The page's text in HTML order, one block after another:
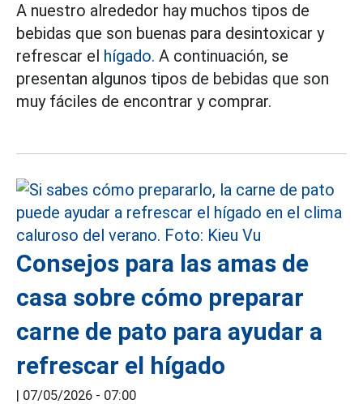
A nuestro alrededor hay muchos tipos de
bebidas que son buenas para desintoxicar y
refrescar el hígado. A continuación, se
presentan algunos tipos de bebidas que son
muy fáciles de encontrar y comprar.
Consejos para las amas de
casa sobre cómo preparar
carne de pato para ayudar a
refrescar el hígado
| 07/05/2026 - 07:00